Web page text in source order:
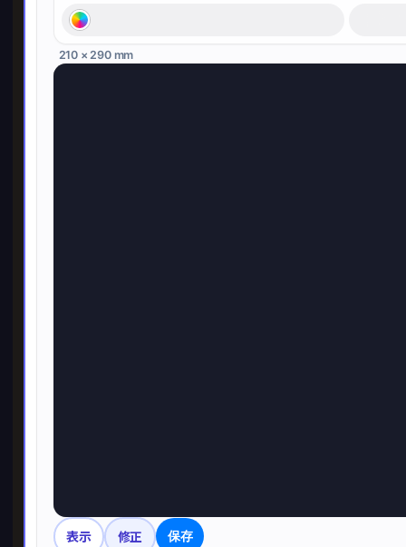
210 × 290 mm
表示 修正 保存